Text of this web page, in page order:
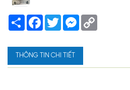
Share Facebook
TwitterMessenger
THÔNG TIN CHI TIẾT